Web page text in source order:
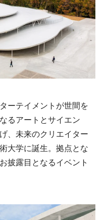
ーテイメントが世間を
るアートとサイエン
、未来のクリエイター
大学に誕生。拠点とな
披露目となるイベント